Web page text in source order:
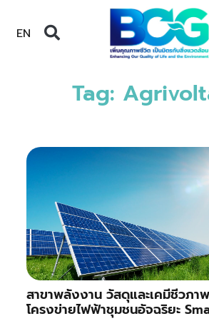
EN
Tag:
สาขาพลังงาน วัสดุและเคมีชีวภา
โครงข่ายไฟฟ้าชุมชนอัจฉริยะ